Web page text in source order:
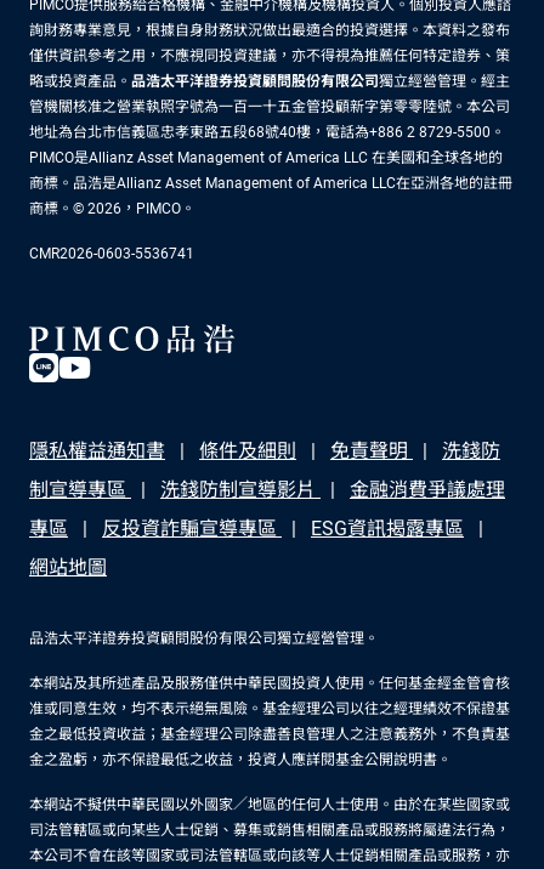
PIMCO提供服務給合格機構、金融中介機構及機構投資人。個別投資人應諮
詢財務專業意見，根據自身財務狀況做出最適合的投資選擇。本資料之發布
僅供資訊參考之用，不應視同投資建議，亦不得視為推薦任何特定證券、策
略或投資產品。 品浩太平洋證券投資顧問股份有限公司獨立經營管理。經主
管機關核准之營業執照字號為一百一十五金管投顧新字第零零陸號。本公司
地址為台北市信義區忠孝東路五段68號40樓，電話為+886 2 8729-5500。
PIMCO是Allianz Asset Management of America LLC 在美國和全球各地的
商標。品浩是Allianz Asset Management of America LLC在亞洲各地的註冊
商標。© 2026，PIMCO。
CMR2026-0603-5536741
隱私權益通知書 條件及細則 免責聲明
洗錢防
制宣導專區
洗錢防制宣導影片
金融消費爭議處理
專區
反投資詐騙宣導專區
ESG資訊揭露專區
網站地圖
品浩太平洋證券投資顧問股份有限公司獨立經營管理。
本網站及其所述產品及服務僅供中華民國投資人使用。任何基金經金管會核
准或同意生效，均不表示絕無風險。基金經理公司以往之經理績效不保證基
金之最低投資收益；基金經理公司除盡善良管理人之注意義務外，不負責基
金之盈虧，亦不保證最低之收益，投資人應詳閱基金公開說明書。
本網站不擬供中華民國以外國家／地區的任何人士使用。由於在某些國家或
司法管轄區或向某些人士促銷、募集或銷售相關產品或服務將屬違法行為，
本公司不會在該等國家或司法管轄區或向該等人士促銷相關產品或服務，亦